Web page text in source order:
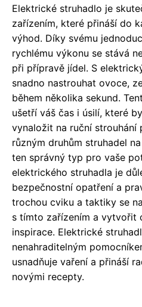
Elektrické struhadlo je
zařízením, které přináší do
výhod. Díky svému
rychlému výkonu se stává
při přípravě jídel. S
snadno nastrouhat ovoce,
během několika sekund.
ušetří váš čas i úsilí, které
vynaložit na ruční strouhání
různým druhům struhadel
ten správný typ pro vaše
elektrického struhadla je
bezpečnostní opatření a
trochou cviku a taktiky se
s tímto zařízením a vytvořit
inspirace. Elektrické
nenahraditelným
usnadňuje vaření a přináší
novými recepty.